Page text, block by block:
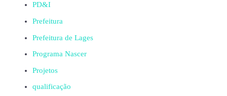
PD&I
Prefeitura
Prefeitura de Lages
Programa Nascer
Projetos
qualificação